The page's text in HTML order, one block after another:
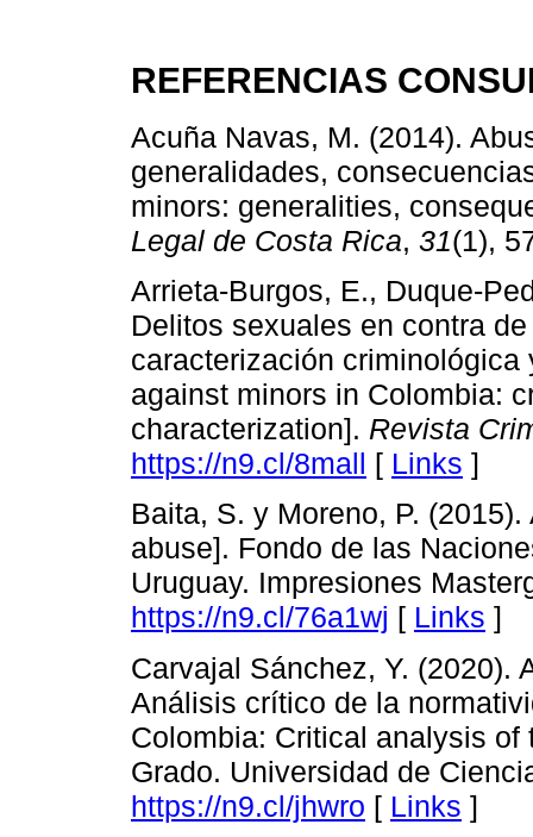
REFERENCIAS
Acuña Navas, M. (2014).
generalidades,
minors: generalities,
Legal de Costa Rica, 31(1),
Arrieta-Burgos, E., Duque-
Delitos sexuales en contra
caracterización
against minors in Colombia:
characterization]. Revista
https://n9.cl/8mall [ Links ]
Baita, S. y Moreno, P.
abuse]. Fondo de las
Uruguay. Impresiones
https://n9.cl/76a1wj [ Links ]
Carvajal Sánchez, Y. (2020).
Análisis crítico de la
Colombia: Critical analysis of
Grado. Universidad de
https://n9.cl/jhwro [ Links ]